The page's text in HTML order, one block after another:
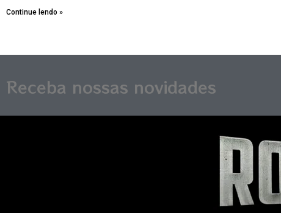
Continue lendo »
Receba nossas novidades